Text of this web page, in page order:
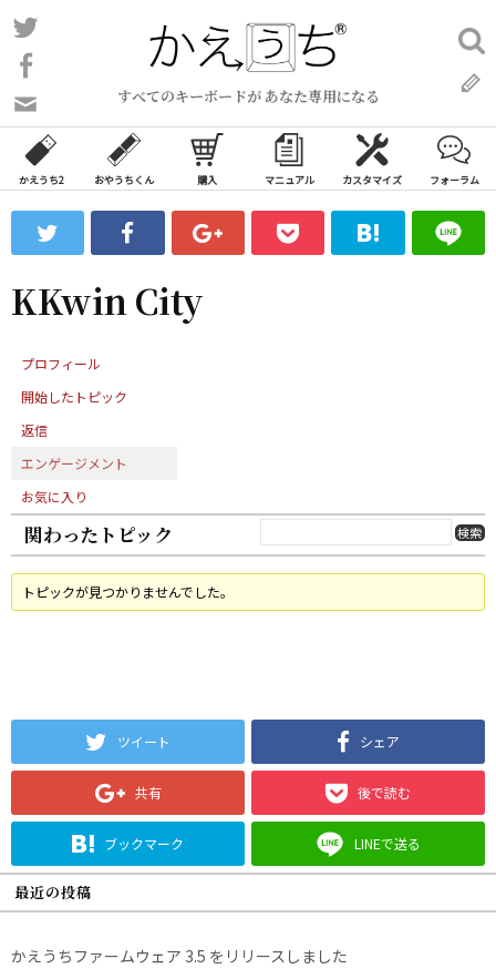
コ
ン
ン
ツ
ス
ッ
プ
すべてのキーボードが あなた専用になる
い
合
わ
フ
ォ
ム
検
索:
かえうち2 おやうちくん 購入 マニュアル カスタマイズ フォーラム
KKwin City
プロフィール
開始したトピック
返信
エンゲージメント
お気に入り
関わったトピック
トピックが見つかりませんでした。
ツイート シェア
共有 後で読む
ブックマーク LINEで送る
最近の投稿
かえうちファームウェア 3.5 をリリースしました